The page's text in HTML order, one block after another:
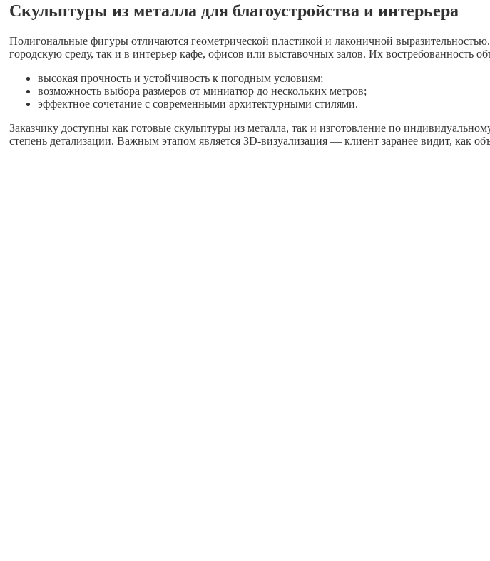
Скульптуры из металла для благоустройства и интерьера
Полигональные фигуры отличаются геометрической пластикой и лаконичной
городскую среду, так и в интерьер кафе, офисов или выставочных залов. Их востребованность
высокая прочность и устойчивость к погодным условиям;
возможность выбора размеров от миниатюр до нескольких метров;
эффектное сочетание с современными архитектурными стилями.
Заказчику доступны как готовые скульптуры из металла, так и изготовление по
степень детализации. Важным этапом является 3D-визуализация — клиент заранее видит, как